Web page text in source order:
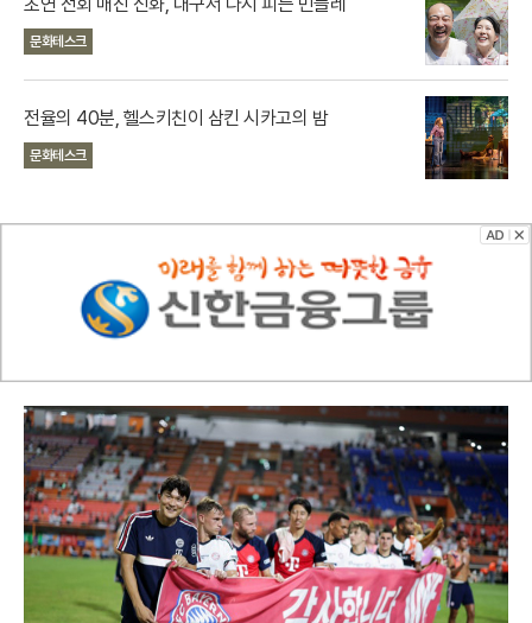
문화테스크
전율의 40분, 헬스키친이 삼킨 시카고의 밤
문화테스크